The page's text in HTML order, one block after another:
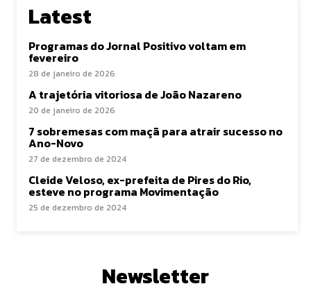
Latest
Programas do Jornal Positivo voltam em
fevereiro
28 de janeiro de 2026
A trajetória vitoriosa de João Nazareno
20 de janeiro de 2026
7 sobremesas com maçã para atrair sucesso no
Ano-Novo
27 de dezembro de 2024
Cleide Veloso, ex-prefeita de Pires do Rio,
esteve no programa Movimentação
25 de dezembro de 2024
Newsletter